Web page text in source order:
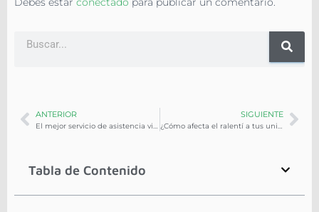
ANTERIOR SIGUIENTE
Tabla de Contenido